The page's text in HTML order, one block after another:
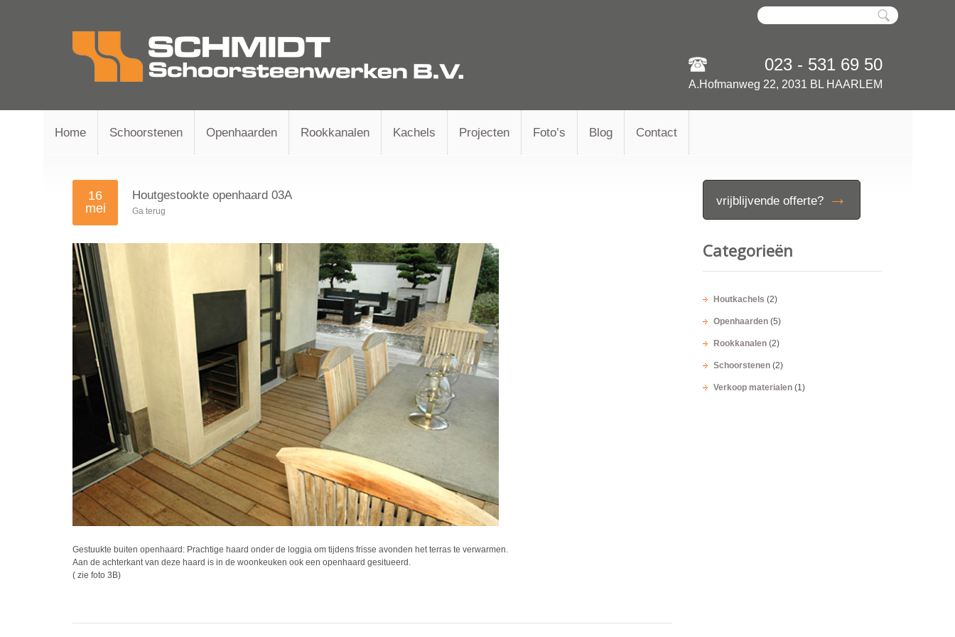
023 - 531 69 50
A.Hofmanweg 22, 2031 BL HAARLEM
Home Schoorstenen Openhaarden Rookkanalen Kachels Projecten Foto’s Blog Contact
Houtgestookte openhaard 03A
16
mei
Ga terug
Gestuukte buiten openhaard: Prachtige haard onder de loggia om tijdens frisse avonden het terras te verwarmen.
Aan de achterkant van deze haard is in de woonkeuken ook een openhaard gesitueerd.
( zie foto 3B)
vrijblijvende offerte? →
Categorieën
Houtkachels (2)
Openhaarden (5)
Rookkanalen (2)
Schoorstenen (2)
Verkoop materialen (1)